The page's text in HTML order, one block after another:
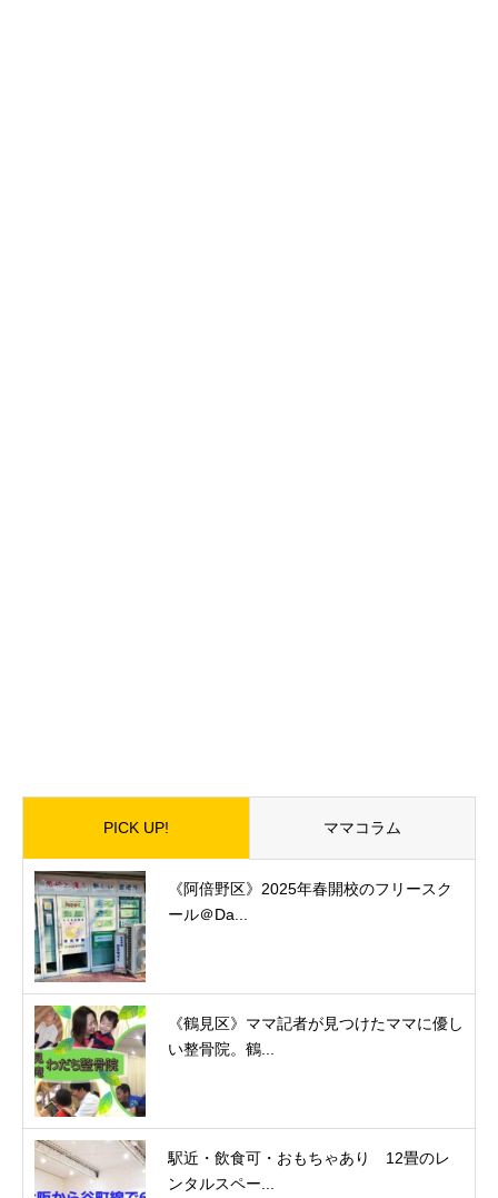
PICK UP! ママコラム
《阿倍野区》2025年春開校のフリースク
ール＠Da...
《鶴見区》ママ記者が見つけたママに優し
い整骨院。鶴...
駅近・飲食可・おもちゃあり 12畳のレ
ンタルスペー...